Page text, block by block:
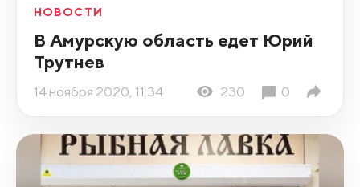
НОВОСТИ
В Амурскую область едет Юрий
Трутнев
14 ноября 2020, 11:34 230 0